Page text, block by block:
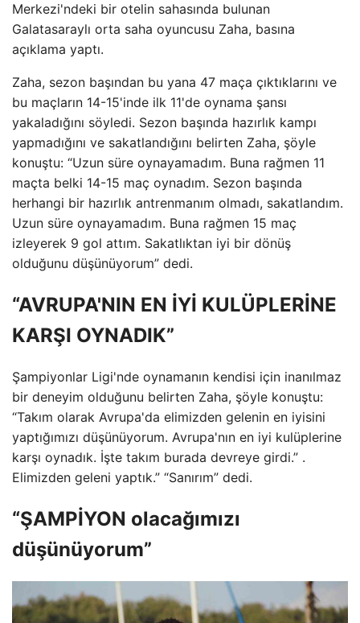
Merkezi'ndeki bir otelin sahasında bulunan
Galatasaraylı orta saha oyuncusu Zaha, basına
açıklama yaptı.
Zaha, sezon başından bu yana 47 maça çıktıklarını ve
bu maçların 14-15'inde ilk 11'de oynama şansı
yakaladığını söyledi. Sezon başında hazırlık kampı
yapmadığını ve sakatlandığını belirten Zaha, şöyle
konuştu: “Uzun süre oynayamadım. Buna rağmen 11
maçta belki 14-15 maç oynadım. Sezon başında
herhangi bir hazırlık antrenmanım olmadı, sakatlandım.
Uzun süre oynayamadım. Buna rağmen 15 maç
izleyerek 9 gol attım. Sakatlıktan iyi bir dönüş
olduğunu düşünüyorum” dedi.
“AVRUPA'NIN EN İYİ KULÜPLERİNE
KARŞI OYNADIK”
Şampiyonlar Ligi'nde oynamanın kendisi için inanılmaz
bir deneyim olduğunu belirten Zaha, şöyle konuştu:
“Takım olarak Avrupa'da elimizden gelenin en iyisini
yaptığımızı düşünüyorum. Avrupa'nın en iyi kulüplerine
karşı oynadık. İşte takım burada devreye girdi.” .
Elimizden geleni yaptık.” “Sanırım” dedi.
“ŞAMPİYON olacağımızı
düşünüyorum”